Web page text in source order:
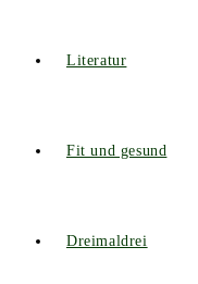
Literatur
Fit und gesund
Dreimaldrei